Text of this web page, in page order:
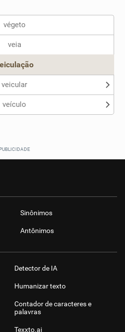
me ajudou
végeto
veia
veicular
veículo
Sinônimos
Antônimos
Detector de IA
Humanizar texto
Contador de caracteres e
palavras
Texxto.ai